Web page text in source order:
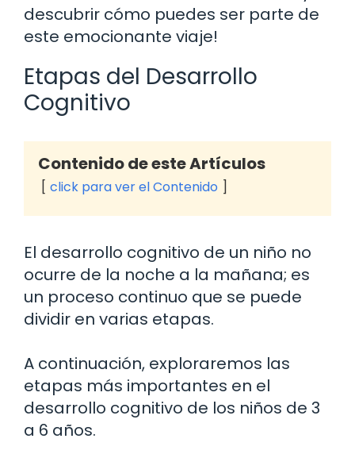
descubrir cómo puedes ser parte de
este emocionante viaje!
Etapas del Desarrollo
Cognitivo
Contenido de este Artículos
click para ver el Contenido
El desarrollo cognitivo de un niño no
ocurre de la noche a la mañana; es
un proceso continuo que se puede
dividir en varias etapas.
A continuación, exploraremos las
etapas más importantes en el
desarrollo cognitivo de los niños de 3
a 6 años.